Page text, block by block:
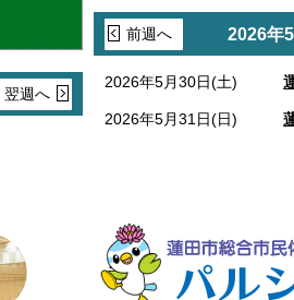
翌週へ
2026年
前週へ
2026年5月30日(土)
2026年5月31日(日)